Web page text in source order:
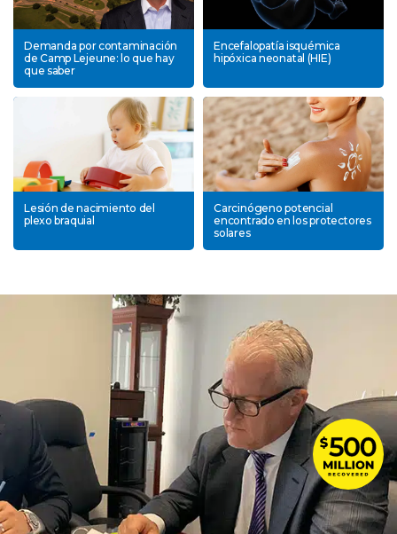
Demanda por contaminación
de Camp Lejeune: lo que hay
que saber
Encefalopatía isquémica
hipóxica neonatal (HIE)
Lesión de nacimiento del
plexo braquial
Carcinógeno potencial
encontrado en los protectores
solares